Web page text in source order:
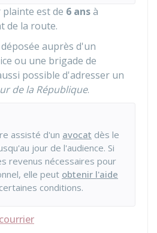
est de 6 ansà
de la route.
auprès d'un
ou une brigade de
possible d'adresser un
de la République.
assisté d'un avocat dès le
jour de l'audience. Si
revenus nécessaires pour
elle peut obtenir l'aide
conditions.